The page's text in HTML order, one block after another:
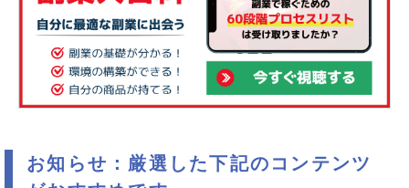
お知らせ：厳選した下記のコンテンツ